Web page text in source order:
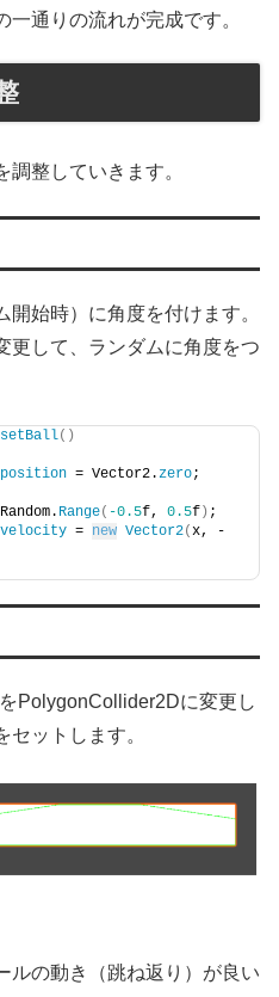
通りの流れが完成です。
整していきます。
始時）に角度を付けます。
更して、ランダムに角度をつ
()
position = Vector2.zero;
Range( -0.5f, 0.5f) ;
velocity = new Vector2(x, -
PolygonCollider2Dに変更し
ットします。
ルの動き（跳ね返り）が良い